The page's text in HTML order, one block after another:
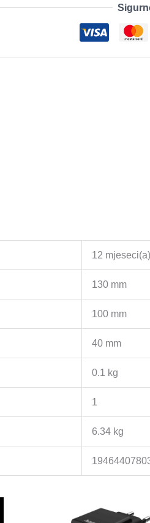
12 mjeseci(a)
130 mm
100 mm
40 mm
0.1 kg
1
6.34 kg